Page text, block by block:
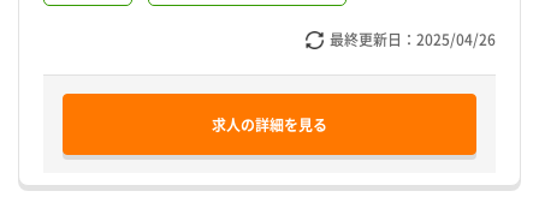
最終更新日： 2025/04/26
求人の詳細を見る